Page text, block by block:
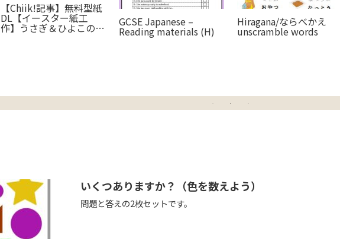
【Chiik!記事】無料型紙
DL【イースター紙工
作】うさぎ＆ひよこのギ GCSE Japanese –
Reading materials (H)
Hiragana/ならべかえ
unscramble words
いくつありますか？（色を数えよう）
問題と答えの2枚セットです。